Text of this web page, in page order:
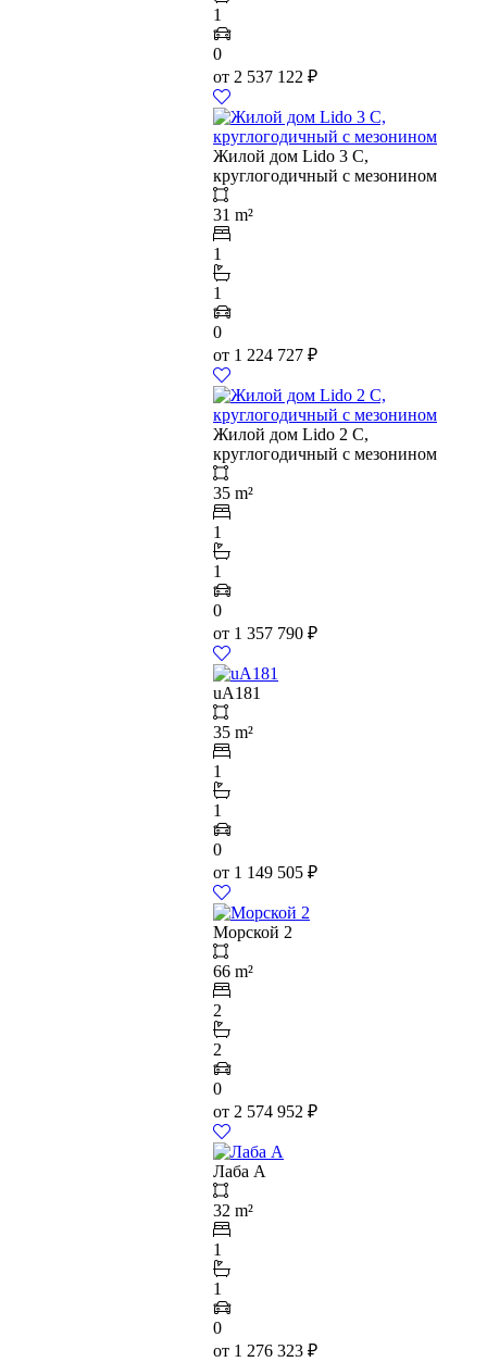
1
0
от 2 537 122 ₽
Жилой дом Lido 3 C,
круглогодичный с мезонином
31 m²
1
1
0
от 1 224 727 ₽
Жилой дом Lido 2 C,
круглогодичный с мезонином
35 m²
1
1
0
от 1 357 790 ₽
uA181
35 m²
1
1
0
от 1 149 505 ₽
Морской 2
66 m²
2
2
0
от 2 574 952 ₽
Лаба А
32 m²
1
1
0
от 1 276 323 ₽